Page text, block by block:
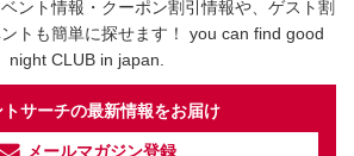
ント情報・クーポン割引情報や、ゲスト割
トも簡単に探せます！ you can find good
night CLUB in japan.
トサーチの最新情報をお届け
メールマガジン登録